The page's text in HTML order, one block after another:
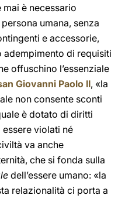
mai è necessario
umana, senza
e accessorie,
adempimento di requisiti
offuschino l’essenziale
Giovanni Paolo II, «la
non consente sconti
è dotato di diritti
violati né
va anche
che si fonda sulla
dell’essere umano: «la
relazionalità ci porta a